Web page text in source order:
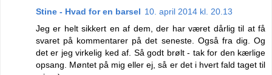
Stine - Hvad for en barsel 10. april 2014 kl. 20.13
Jeg er helt sikkert en af dem, der har været dårlig til at få
svaret på kommentarer på det seneste. Også fra dig. Og
det er jeg virkelig ked af. Så godt brølt - tak for den kærlige
opsang. Møntet på mig eller ej, så er det i hvert fald taget til